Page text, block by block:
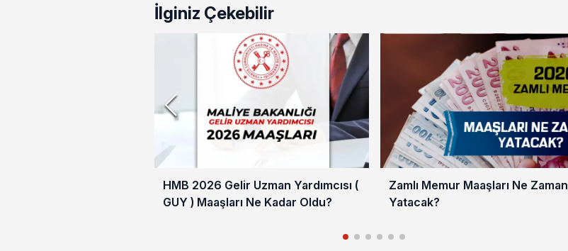
İlginiz Çekebilir
HMB 2026 Gelir Uzman Yardımcısı (
GUY ) Maaşları Ne Kadar Oldu?
Zamlı Memur Maaşları Ne Zaman
Yatacak?